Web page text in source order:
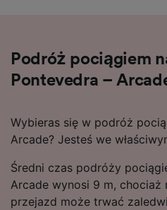
Podróż pociągiem
Pontevedra –
Wybieras się w podróż
Arcade? Jesteś we
Średni czas podróży
Arcade wynosi 9 m, chociaż
przejazd może trwać